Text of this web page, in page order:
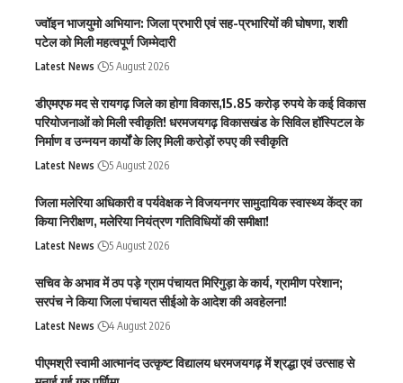
ज्वॉइन भाजयुमो अभियान: जिला प्रभारी एवं सह-प्रभारियों की घोषणा, शशी
पटेल को मिली महत्वपूर्ण जिम्मेदारी
Latest News 5 August 2026
डीएमएफ मद से रायगढ़ जिले का होगा विकास,15.85 करोड़ रुपये के कई विकास
परियोजनाओं को मिली स्वीकृति! धरमजयगढ़ विकासखंड के सिविल हॉस्पिटल के
निर्माण व उन्नयन कार्यों के लिए मिली करोड़ों रुपए की स्वीकृति
Latest News 5 August 2026
जिला मलेरिया अधिकारी व पर्यवेक्षक ने विजयनगर सामुदायिक स्वास्थ्य केंद्र का
किया निरीक्षण, मलेरिया नियंत्रण गतिविधियों की समीक्षा!
Latest News 5 August 2026
सचिव के अभाव में ठप पड़े ग्राम पंचायत मिरिगुड़ा के कार्य, ग्रामीण परेशान;
सरपंच ने किया जिला पंचायत सीईओ के आदेश की अवहेलना!
Latest News 4 August 2026
पीएमश्री स्वामी आत्मानंद उत्कृष्ट विद्यालय धरमजयगढ़ में श्रद्धा एवं उत्साह से